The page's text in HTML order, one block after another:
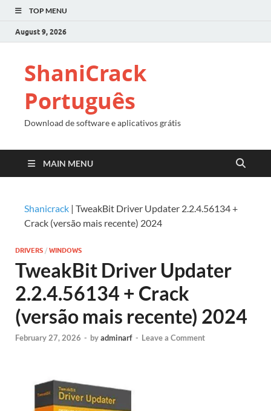
TOP MENU
August 9, 2026
ShaniCrack
Português
Download de software e aplicativos grátis
MAIN MENU
Shanicrack | TweakBit Driver Updater 2.2.4.56134 +
Crack (versão mais recente) 2024
DRIVERS / WINDOWS
TweakBit Driver Updater
2.2.4.56134 + Crack
(versão mais recente) 2024
February 27, 2026 - byadminarf - Leave a Comment